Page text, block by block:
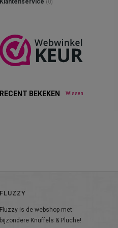
Klantenservice (0)
RECENT BEKEKEN Wissen
FLUZZY
Fluzzy is de webshop met
bijzondere Knuffels & Pluche!